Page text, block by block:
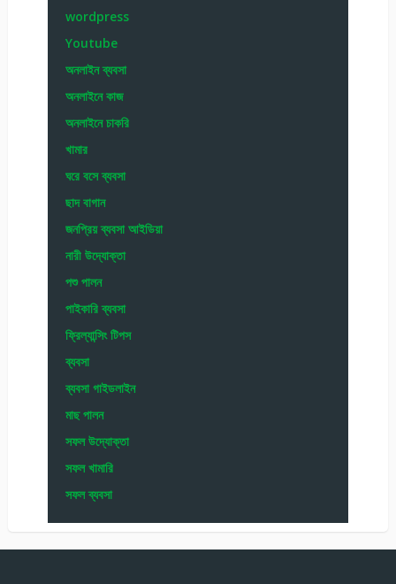
wordpress
Youtube
অনলাইন ব্যবসা
অনলাইনে কাজ
অনলাইনে চাকরি
খামার
ঘরে বসে ব্যবসা
ছাদ বাগান
জনপ্রিয় ব্যবসা আইডিয়া
নারী উদ্যোক্তা
পশু পালন
পাইকারি ব্যবসা
ফ্রিল্যান্সিং টিপস
ব্যবসা
ব্যবসা গাইডলাইন
মাছ পালন
সফল উদ্যোক্তা
সফল খামারি
সফল ব্যবসা